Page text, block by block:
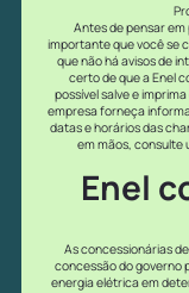
Antes de pensar
importante que você se
que não há avisos de
certo de que a Enel
possível salve e
empresa forneça
datas e horários das
em mãos, consulte
Enel
As concessionárias
concessão do governo
energia elétrica em